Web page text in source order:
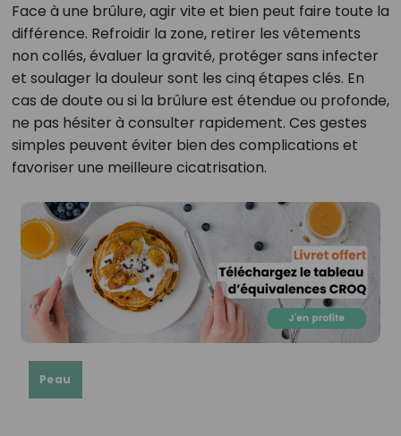
Face à une brûlure, agir vite et bien peut faire toute la
différence. Refroidir la zone, retirer les vêtements
non collés, évaluer la gravité, protéger sans infecter
et soulager la douleur sont les cinq étapes clés. En
cas de doute ou si la brûlure est étendue ou profonde,
ne pas hésiter à consulter rapidement. Ces gestes
simples peuvent éviter bien des complications et
favoriser une meilleure cicatrisation.
Peau